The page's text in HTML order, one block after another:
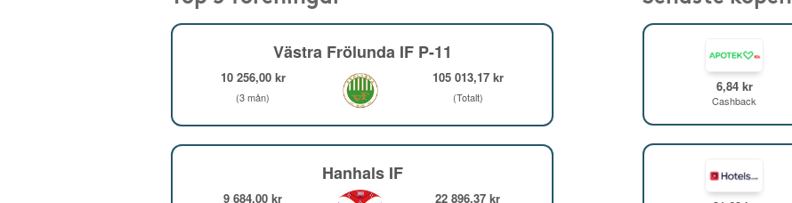
Västra Frölunda IF P-11
10 256,00 kr
(3 mån)
105 013,17 kr
(Totalt)
Hanhals IF
9 684,00 kr 22 896,37 kr
6,84 kr
Cashback